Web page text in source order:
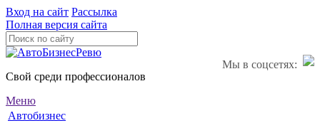
Вход на сайт Рассылка
Полная версия сайта
Мы в соцсетях:
Свой среди профессионалов
Меню
Автобизнес